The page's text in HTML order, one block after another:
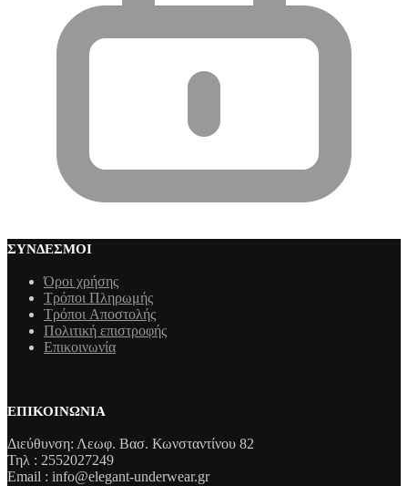
ΣΎΝΔΕΣΜΟΙ
Όροι χρήσης
Τρόποι Πληρωμής
Τρόποι Aποστολής
Πολιτική επιστροφής
Επικοινωνία
ΕΠΙΚΟΙΝΩΝΊΑ
Διεύθυνση: Λεωφ. Βασ. Κωνσταντίνου 82
Τηλ : 2552027249
Email : info@elegant-underwear.gr